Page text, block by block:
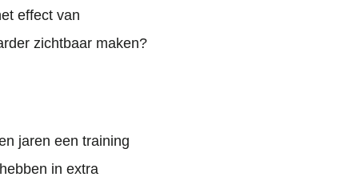
effect van
zichtbaar maken?
jaren een training
in extra